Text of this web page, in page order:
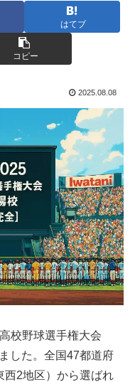
はてブ
コピー
2025.08.08
校野球選手権大会
した。全国47都道府
西2地区）から選ばれ